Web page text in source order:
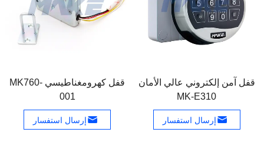
قفل كهرومغناطيسي MK760-
001
إرسال استفسار
قفل آمن إلكتروني عالي الأمان
MK-E310
إرسال استفسار